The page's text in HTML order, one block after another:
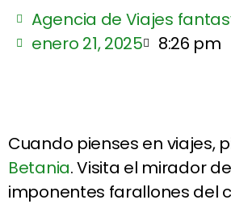
Agencia de Viajes
enero 21, 2025
8:26 pm
Cuando pienses en viajes,
Betania. Visita el mirador
imponentes farallones del